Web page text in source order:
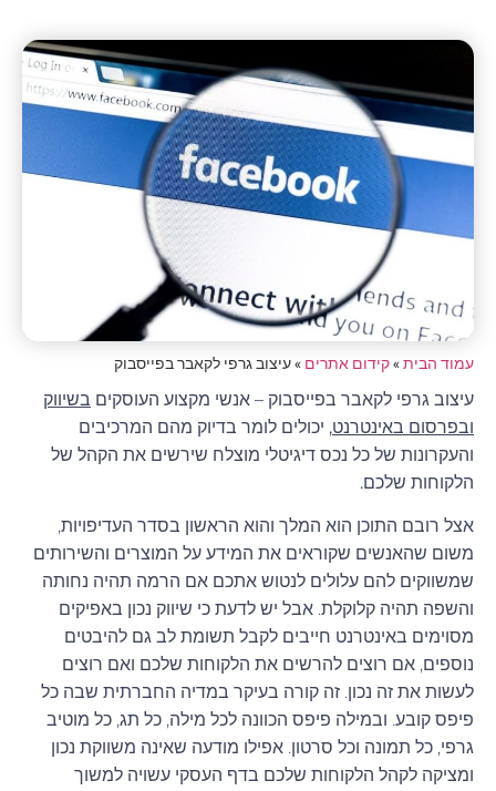
עמוד הבית»קידום אתרים»עיצוב גרפי לקאבר בפייסבוק
עיצוב גרפי לקאבר בפייסבוק – אנשי מקצוע העוסקים בשיווק
ובפרסום באינטרנט, יכולים לומר בדיוק מהם המרכיבים
והעקרונות של כל נכס דיגיטלי מוצלח שירשים את הקהל של
הלקוחות שלכם.
אצל רובם התוכן הוא המלך והוא הראשון בסדר העדיפויות,
משום שהאנשים שקוראים את המידע על המוצרים והשירותים
שמשווקים להם עלולים לנטוש אתכם אם הרמה תהיה נחותה
והשפה תהיה קלוקלת. אבל יש לדעת כי שיווק נכון באפיקים
מסוימים באינטרנט חייבים לקבל תשומת לב גם להיבטים
נוספים, אם רוצים להרשים את הלקוחות שלכם ואם רוצים
לעשות את זה נכון. זה קורה בעיקר במדיה החברתית שבה כל
פיפס קובע. ובמילה פיפס הכוונה לכל מילה, כל תג, כל מוטיב
גרפי, כל תמונה וכל סרטון. אפילו מודעה שאינה משווקת נכון
ומציקה לקהל הלקוחות שלכם בדף העסקי עשויה למשוך